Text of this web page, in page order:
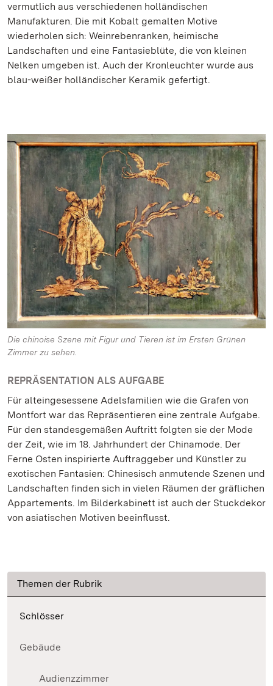
vermutlich aus verschiedenen holländischen
Manufakturen. Die mit Kobalt gemalten Motive
wiederholen sich: Weinrebenranken, heimische
Landschaften und eine Fantasieblüte, die von kleinen
Nelken umgeben ist. Auch der Kronleuchter wurde aus
blau-weißer holländischer Keramik gefertigt.
Die chinoise Szene mit Figur und Tieren ist im Ersten Grünen
Zimmer zu sehen.
REPRÄSENTATION ALS AUFGABE
Für alteingesessene Adelsfamilien wie die Grafen von
Montfort war das Repräsentieren eine zentrale Aufgabe.
Für den standesgemäßen Auftritt folgten sie der Mode
der Zeit, wie im 18. Jahrhundert der Chinamode. Der
Ferne Osten inspirierte Auftraggeber und Künstler zu
exotischen Fantasien: Chinesisch anmutende Szenen und
Landschaften finden sich in vielen Räumen der gräflichen
Appartements. Im Bilderkabinett ist auch der Stuckdekor
von asiatischen Motiven beeinflusst.
Themen der Rubrik
Schlösser
Gebäude
Audienzzimmer